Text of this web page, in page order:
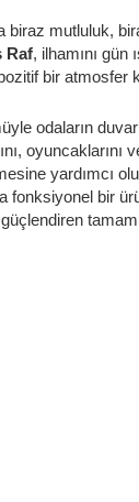
biraz mutluluk,
Raf, ilhamını gün
bir atmosfer
odaların
oyuncaklarını
yardımcı
fonksiyonel bir